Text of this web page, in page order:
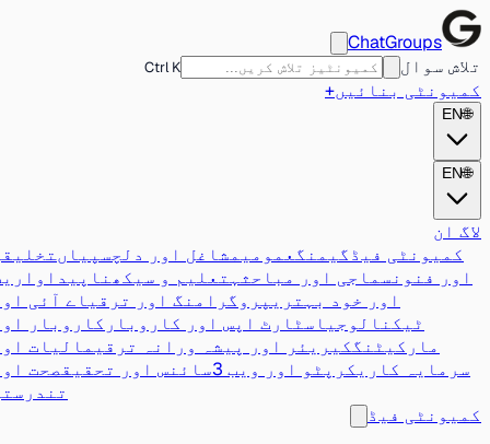
ChatGroups
تلاش سوال
Ctrl K
کمیونٹی بنائیں+
🌐
EN
🌐
EN
لاگ ان
کمیونٹی فیڈگیمنگعمومیمشاغل اور دلچسپیاں تخلیقی
اور فنون سماجی اور مباحثہتعلیم و سیکھناپیداواریت
اور خود بہتری پروگرامنگ اور ترقیاے آئی اور
ٹیکنالوجیاسٹارٹ اپس اور کاروبار کاروبار اور
مارکیٹنگکیریئر اور پیشہ ورانہ ترقیمالیات اور
سرمایہ کاری کرپٹو اور ویب 3 سائنس اور تحقیقصحت اور
تندرستی
کمیونٹی فیڈ